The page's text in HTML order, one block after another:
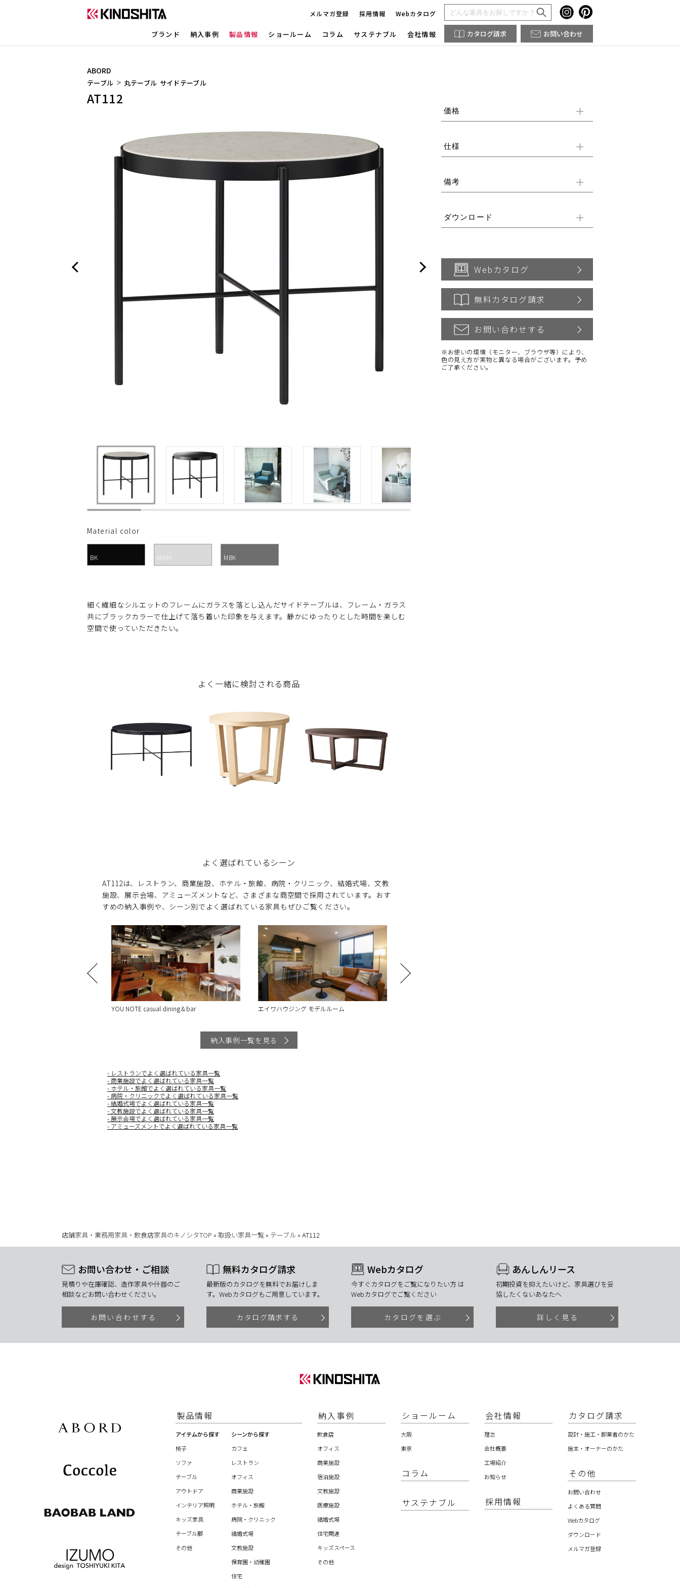
メルマガ登録 採用情報 Webカタログ
ブランド 納入事例 製品情報 ショールーム コラム サステナブル 会社情報 カタログ請求 お問い合わせ
ABORD
テーブル 丸テーブル サイドテーブル
AT112
Material color
BK MWH MBK
細く繊細なシルエットのフレームにガラスを落とし込んだサイドテーブルは、フレーム・ガラス
共にブラックカラーで仕上げて落ち着いた印象を与えます。静かにゆったりとした時間を楽しむ
空間で使っていただきたい。
よく一緒に検討される商品
よく選ばれているシーン
AT112は、レストラン、商業施設、ホテル・旅館、病院・クリニック、結婚式場、文教
施設、展示会場、アミューズメントなど、さまざまな商空間で採用されています。おす
すめの納入事例や、シーン別でよく選ばれている家具もぜひご覧ください。
エイワハウジング モデルルーム 桜珈琲松原店
納入事例一覧を見る
レストランでよく選ばれている家具一覧
商業施設でよく選ばれている家具一覧
ホテル・旅館でよく選ばれている家具一覧
病院・クリニックでよく選ばれている家具一覧
結婚式場でよく選ばれている家具一覧
文教施設でよく選ばれている家具一覧
展示会場でよく選ばれている家具一覧
アミューズメントでよく選ばれている家具一覧
価格
仕様
備考
ダウンロード
Webカタログ
無料カタログ請求
お問い合わせする
※お使いの環境（モニター、ブラウザ等）により、
色の見え方が実物と異なる場合がございます。予め
ご了承ください。
店舗家具・業務用家具・飲食店家具のキノシタTOP » 取扱い家具一覧» テーブル» AT112
お問い合わせ・ご相談
見積りや在庫確認、造作家具や什器のご
相談などお問い合わせください。
お問い合わせする
無料カタログ請求
最新版のカタログを無料でお届けしま
す。Webカタログもご用意しています。
カタログ請求する
Webカタログ
今すぐカタログをご覧になりたい方 は
Webカタログでご覧ください
カタログを選ぶ
あんしんリース
初期投資を抑えたいけど、家具選びを妥
協したくないあなたへ
詳しく見る
製品情報
アイテムから探す
椅子
ソファ
テーブル
アウトドア
インテリア照明
キッズ家具
テーブル脚
その他
シーンから探す
カフェ
レストラン
オフィス
商業施設
ホテル・旅館
病院・クリニック
結婚式場
文教施設
保育園・幼稚園
住宅
納入事例
飲食店
オフィス
商業施設
宿泊施設
文教施設
医療施設
結婚式場
住宅関連
キッズスペース
その他
ショールーム
大阪
東京
コラム
サステナブル
会社情報
理念
会社概要
工場紹介
お知らせ
採用情報
カタログ請求
設計・施工・卸業者のかた
施主・オーナーのかた
その他
お問い合わせ
よくある質問
Webカタログ
ダウンロード
メルマガ登録